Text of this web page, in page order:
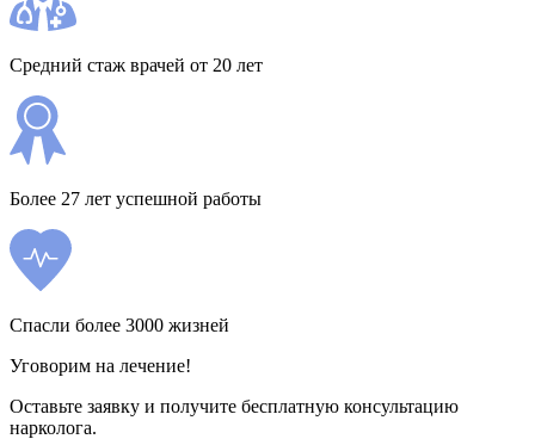
Средний стаж врачей от 20 лет
Более 27 лет успешной работы
Спасли более 3000 жизней
Уговорим на лечение!
Оставьте заявку и получите бесплатную консультацию
нарколога.